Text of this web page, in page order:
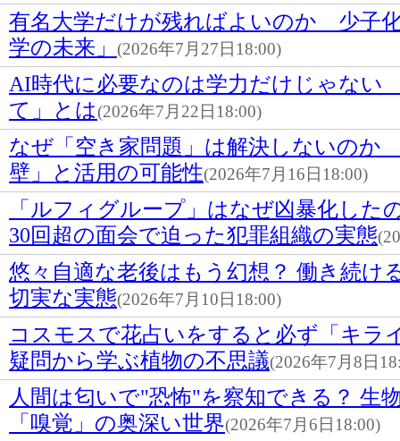
有名大学だけが残ればよいのか 少子
学の未来」
(2026年7月27日18:00)
AI時代に必要なのは学力だけじゃない
て」とは(2026年7月22日18:00)
なぜ「空き家問題」は解決しないのか
壁」と活用の可能性(2026年7月16日18:00)
「ルフィグループ」はなぜ凶暴化し
30回超の面会で迫った犯罪組織の実態
悠々自適な老後はもう幻想？ 働き続け
切実な実態(2026年7月10日18:00)
コスモスで花占いをすると必ず「キラ
疑問から学ぶ植物の不思議(2026年7月8日
人間は匂いで"恐怖"を察知できる？ 生
「嗅覚」の奥深い世界(2026年7月6日18:00)